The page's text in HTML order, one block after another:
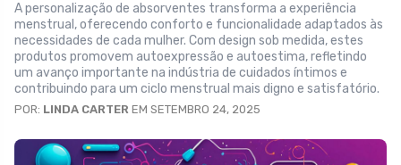
A personalização de absorventes transforma a experiência
menstrual, oferecendo conforto e funcionalidade adaptados às
necessidades de cada mulher. Com design sob medida, estes
produtos promovem autoexpressão e autoestima, refletindo
um avanço importante na indústria de cuidados íntimos e
contribuindo para um ciclo menstrual mais digno e satisfatório.
POR: LINDA CARTER EM SETEMBRO 24, 2025